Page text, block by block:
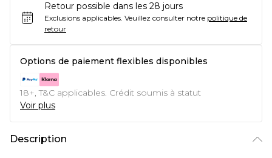
Retour possible dans les 28 jours
Exclusions applicables. Veuillez consulter notre politique de
retour
Options de paiement flexibles disponibles
18+, T&C applicables. Crédit soumis à statut
Voir plus
Description